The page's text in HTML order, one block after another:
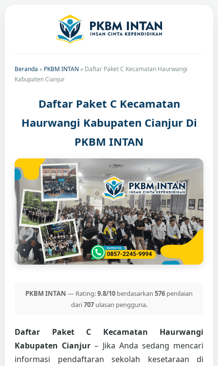
Beranda » PKBM INTAN » Daftar Paket C Kecamatan Haurwangi
Kabupaten Cianjur
Daftar Paket C Kecamatan
Haurwangi Kabupaten Cianjur Di
PKBM INTAN
PKBM INTAN — Rating:9.8/10 berdasarkan 576 penilaian
dari707ulasan pengguna.
Daftar Paket C Kecamatan Haurwangi
Kabupaten Cianjur – Jika Anda sedang mencari
informasi pendaftaran sekolah kesetaraan di